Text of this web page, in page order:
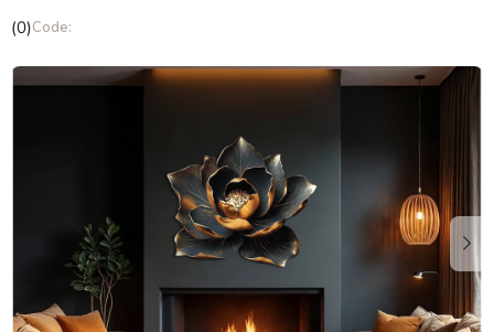
Die
Produktbewertung
ist
(0)